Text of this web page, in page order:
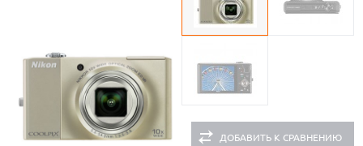
ДОБАВИТЬ К СРАВНЕНИЮ